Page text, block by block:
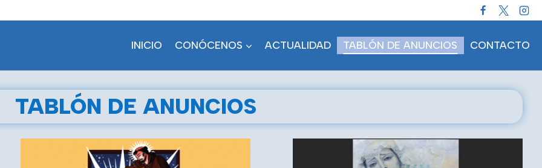
INICIO CONÓCENOS ACTUALIDAD TABLÓN DE ANUNCIOS CONTACTO
TABLÓN DE ANUNCIOS